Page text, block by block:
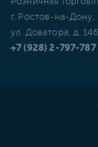
Розничная
г. Ростов-на-Дону,
ул. Доватора, д.
+7 (928) 2-797-787